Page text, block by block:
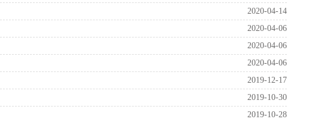
2020-04-14
2020-04-06
2020-04-06
2020-04-06
2019-12-17
2019-10-30
2019-10-28